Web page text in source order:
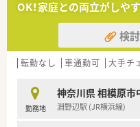
離にあるため緊急時の
ーズです。
■40代の若手代表取締
ようなお洒落な内装へ
ています。
ており、相模原市民の
ています。
OK！家庭との両立がしや
検
転勤なし 車通勤可 大手チ
勤務地
神奈川県 相模原市
淵野辺駅 (JR横浜線)